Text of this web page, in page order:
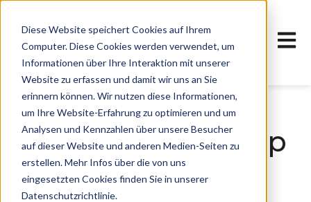
Diese Website speichert Cookies auf Ihrem
Computer. Diese Cookies werden verwendet, um
Informationen über Ihre Interaktion mit unserer
Website zu erfassen und damit wir uns an Sie
erinnern können. Wir nutzen diese Informationen,
um Ihre Website-Erfahrung zu optimieren und um
Analysen und Kennzahlen über unsere Besucher
auf dieser Website und anderen Medien-Seiten zu
erstellen. Mehr Infos über die von uns
eingesetzten Cookies finden Sie in unserer
Datenschutzrichtlinie.
22. Januar 2020, 11:23:00 MEZ
Kurzanleitung: Anp
assungsmodus